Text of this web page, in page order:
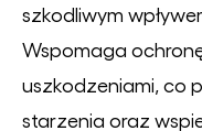
szkodliwym
Wspomaga
uszkodzeniami, co
starzenia oraz